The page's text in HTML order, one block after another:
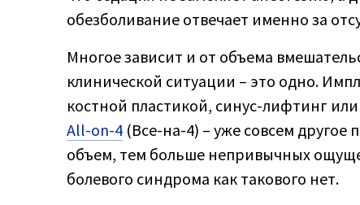
обезболивание отвечает именно за
Многое зависит и от объема
клинической ситуации – это одно.
костной пластикой, синус-лифтинг
All-on-4 (Все-на-4) – уже совсем
объем, тем больше непривычных
болевого синдрома как такового нет.